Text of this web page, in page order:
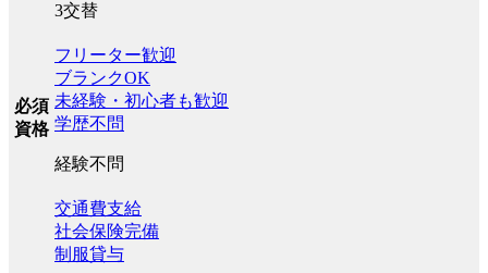
3交替
必須
資格
フリーター歓迎
ブランクOK
未経験・初心者も歓迎
学歴不問
経験不問
交通費支給
社会保険完備
制服貸与